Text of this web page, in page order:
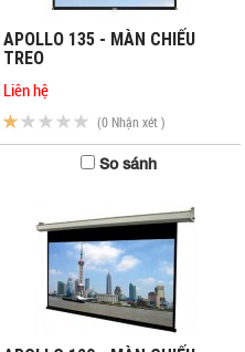
APOLLO 135 - MÀN CHIẾU
TREO
Liên hệ
(0 Nhận xét )
So sánh